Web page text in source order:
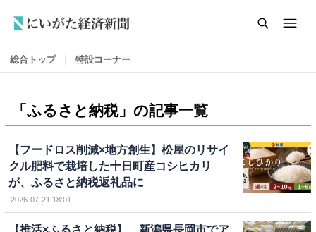
総合トップ 特設コーナー
「ふるさと納税」の記事一覧
【フードロス削減×地方創生】松屋のリサイ
クル肥料で栽培した十日町産コシヒカリ
が、ふるさと納税返礼品に
2026-07-21 18:01
【推活×ふるさと納税】 新潟県長岡市でア